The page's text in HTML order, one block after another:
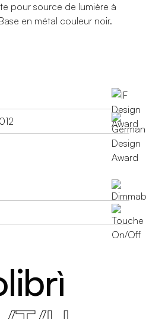
pour source de lumière à
en métal couleur noir.